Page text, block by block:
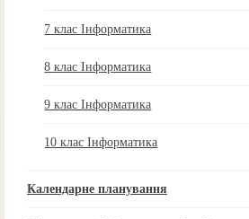
7 клас Інформатика
8 клас Інформатика
9 клас Інформатика
10 клас Інформатика
Календарне планування